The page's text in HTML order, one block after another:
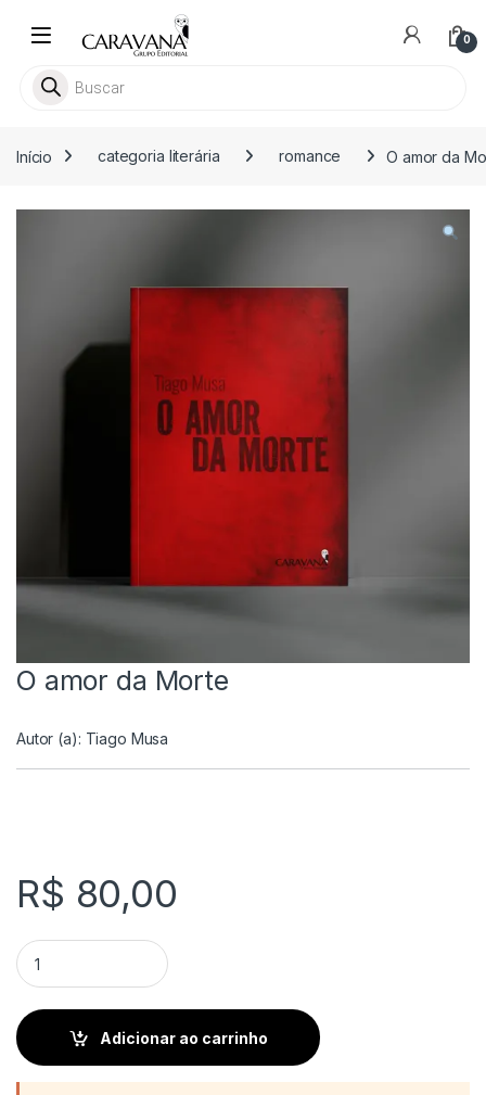
0
Pesquisar livros
Início categoria literária romance O amor da
O amor da Morte
Autor (a): Tiago Musa
R$ 80,00
O amor da Morte quantity
Adicionar ao carrinho